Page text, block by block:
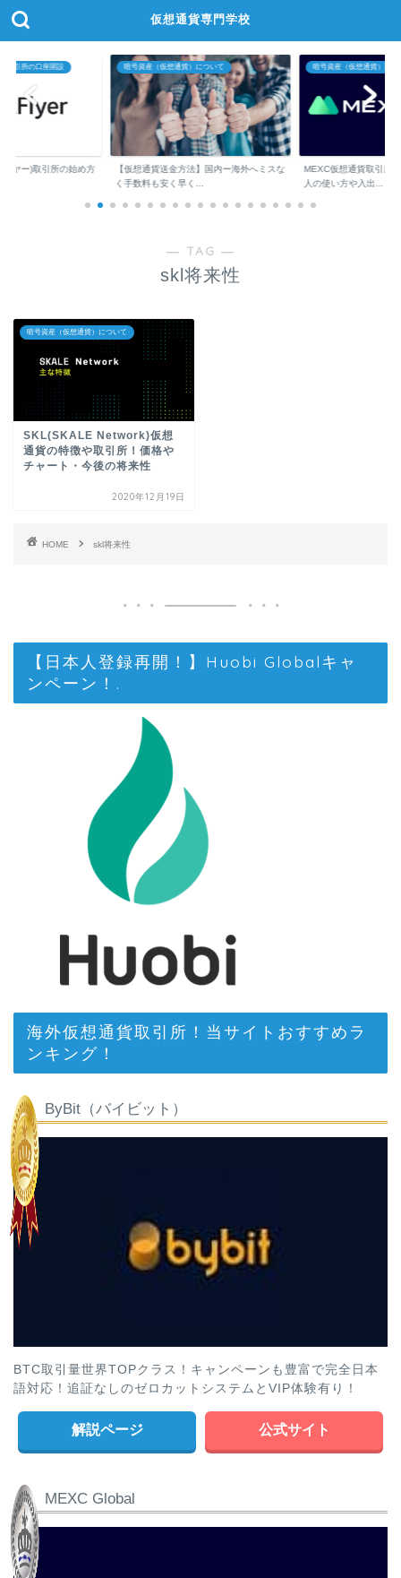
仮想通貨専門学校
取引所の口座開設
ヤー)取引所の始め方
暗号資産（仮想通貨）について
【仮想通貨送金方法】国内ー海外へミスな
く手数料も安く早く...
暗号資産（仮想通貨）取引
MEXC仮想通貨取引所
人の使い方や入出...
― TAG ―
skl将来性
暗号資産（仮想通貨）について
SKL(SKALE Network)仮想
通貨の特徴や取引所！価格や
チャート・今後の将来性
2020年12月19日
HOME skl将来性
【日本人登録再開！】Huobi Globalキャ
ンペーン！.
海外仮想通貨取引所！当サイトおすすめラ
ンキング！
ByBit（バイビット）
BTC取引量世界TOPクラス！キャンペーンも豊富で完全日本
語対応！追証なしのゼロカットシステムとVIP体験有り！
解説ページ 公式サイト
MEXC Global